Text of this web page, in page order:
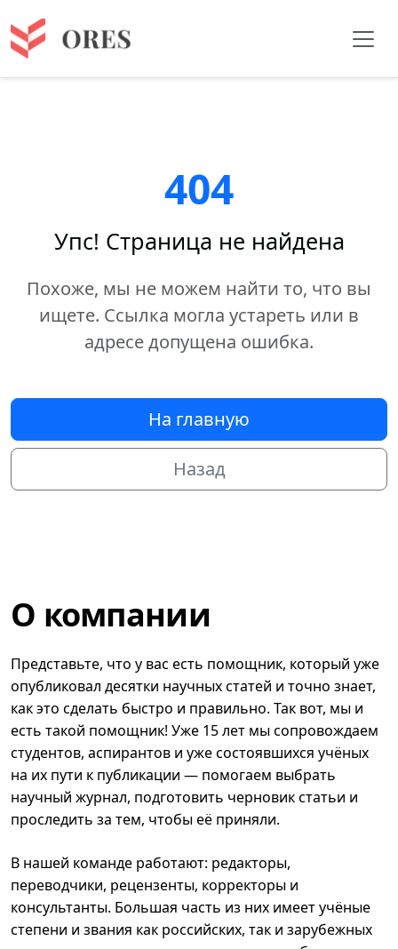
404
Упс! Страница не найдена
Похоже, мы не можем найти то, что вы
ищете. Ссылка могла устареть или в
адресе допущена ошибка.
На главную
Назад
О компании
Представьте, что у вас есть помощник, который уже
опубликовал десятки научных статей и точно знает,
как это сделать быстро и правильно. Так вот, мы и
есть такой помощник! Уже 15 лет мы сопровождаем
студентов, аспирантов и уже состоявшихся учёных
на их пути к публикации — помогаем выбрать
научный журнал, подготовить черновик статьи и
проследить за тем, чтобы её приняли.
В нашей команде работают: редакторы,
переводчики, рецензенты, корректоры и
консультанты. Большая часть из них имеет учёные
степени и звания как российских, так и зарубежных